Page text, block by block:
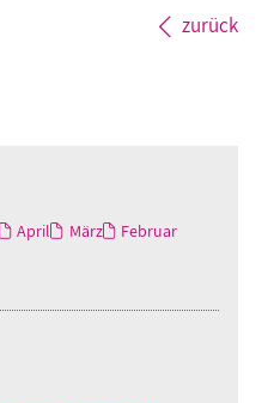
zurück
April März
Februar